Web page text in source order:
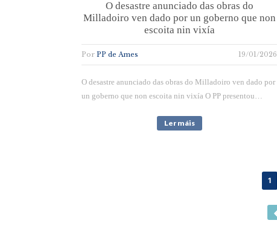
O desastre anunciado das obras do
Milladoiro ven dado por un goberno que non
escoita nin vixía
Por PP de Ames 19/01/2026
O desastre anunciado das obras do Milladoiro ven dado por
un goberno que non escoita nin vixía O PP presentou…
Ler máis
1